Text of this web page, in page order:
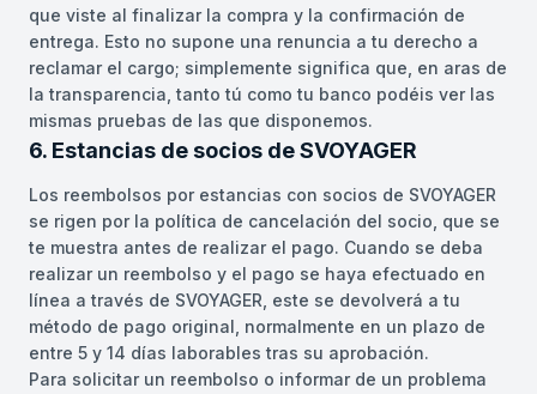
que viste al finalizar la compra y la confirmación de
entrega. Esto no supone una renuncia a tu derecho a
reclamar el cargo; simplemente significa que, en aras de
la transparencia, tanto tú como tu banco podéis ver las
mismas pruebas de las que disponemos.
6. Estancias de socios de SVOYAGER
Los reembolsos por estancias con socios de SVOYAGER
se rigen por la política de cancelación del socio, que se
te muestra antes de realizar el pago. Cuando se deba
realizar un reembolso y el pago se haya efectuado en
línea a través de SVOYAGER, este se devolverá a tu
método de pago original, normalmente en un plazo de
entre 5 y 14 días laborables tras su aprobación.
Para solicitar un reembolso o informar de un problema